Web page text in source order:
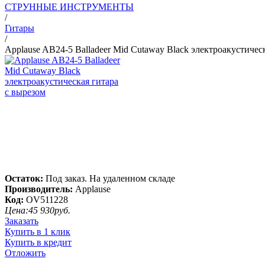
СТРУННЫЕ ИНСТРУМЕНТЫ
/
Гитары
/
Applause AB24-5 Balladeer Mid Cutaway Black
Остаток: Под заказ. На удаленном складе
Производитель: Applause
Код: OV511228
Цена:45 930руб.
Заказать
Купить в 1 клик
Купить в кредит
Отложить